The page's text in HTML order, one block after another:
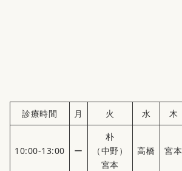
診療時間 月 火 水 木
10:00-13:00 ー
朴
（中野）
宮本
高橋 宮本